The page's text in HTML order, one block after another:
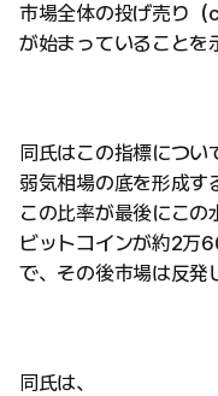
市場全体の投げ売り（
が始まっていることを
同氏はこの指標につい
弱気相場の底を形成す
この比率が最後にこの
ビットコインが約2万
で、その後市場は反発
同氏は、